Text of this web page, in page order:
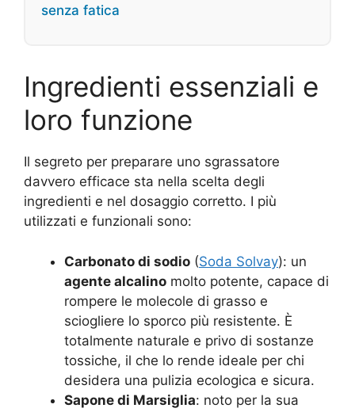
senza fatica
Ingredienti essenziali e
loro funzione
Il segreto per preparare uno sgrassatore
davvero efficace sta nella scelta degli
ingredienti e nel dosaggio corretto. I più
utilizzati e funzionali sono:
Carbonato di sodio (Soda Solvay): un
agente alcalino molto potente, capace di
rompere le molecole di grasso e
sciogliere lo sporco più resistente. È
totalmente naturale e privo di sostanze
tossiche, il che lo rende ideale per chi
desidera una pulizia ecologica e sicura.
Sapone di Marsiglia: noto per la sua